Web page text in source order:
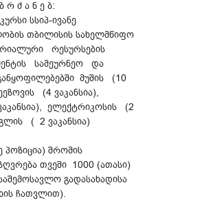
რ ძ ა ნ ე ბ:
სსიპ-ივანე
თბილისის სახელმწიფო
რესურსების
სამეურნეო და
მუშის (10
(4 ვაკანსია),
ელექტრიკოსის (2
( 2 ვაკანსია)
პოზიცია) შრომის
თვეში 1000 (ათასი)
გადასახადისა
ჩათვლით).